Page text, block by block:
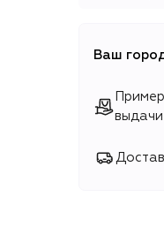
Ваш
выдачи